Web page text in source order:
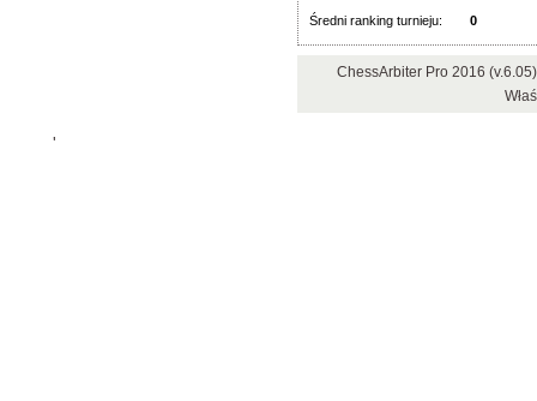
Średni ranking turnieju:
0
ChessArbiter Pro 2016
'